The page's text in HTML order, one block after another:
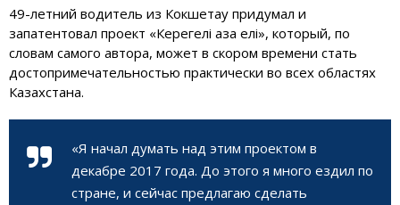
49-летний водитель из Кокшетау придумал и
запатентовал проект «Керегелі қазақ елі», который, по
словам самого автора, может в скором времени стать
достопримечательностью практически во всех областях
Казахстана.
«Я начал думать над этим проектом в
декабре 2017 года. До этого я много ездил по
стране, и сейчас предлагаю сделать